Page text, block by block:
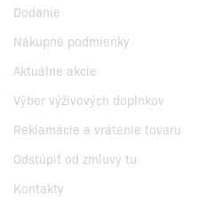
Dodanie
Nákupné podmienky
Aktuálne akcie
Výber výživových doplnkov
Reklamácie a vrátenie tovaru
Odstúpiť od zmluvy tu
Kontakty